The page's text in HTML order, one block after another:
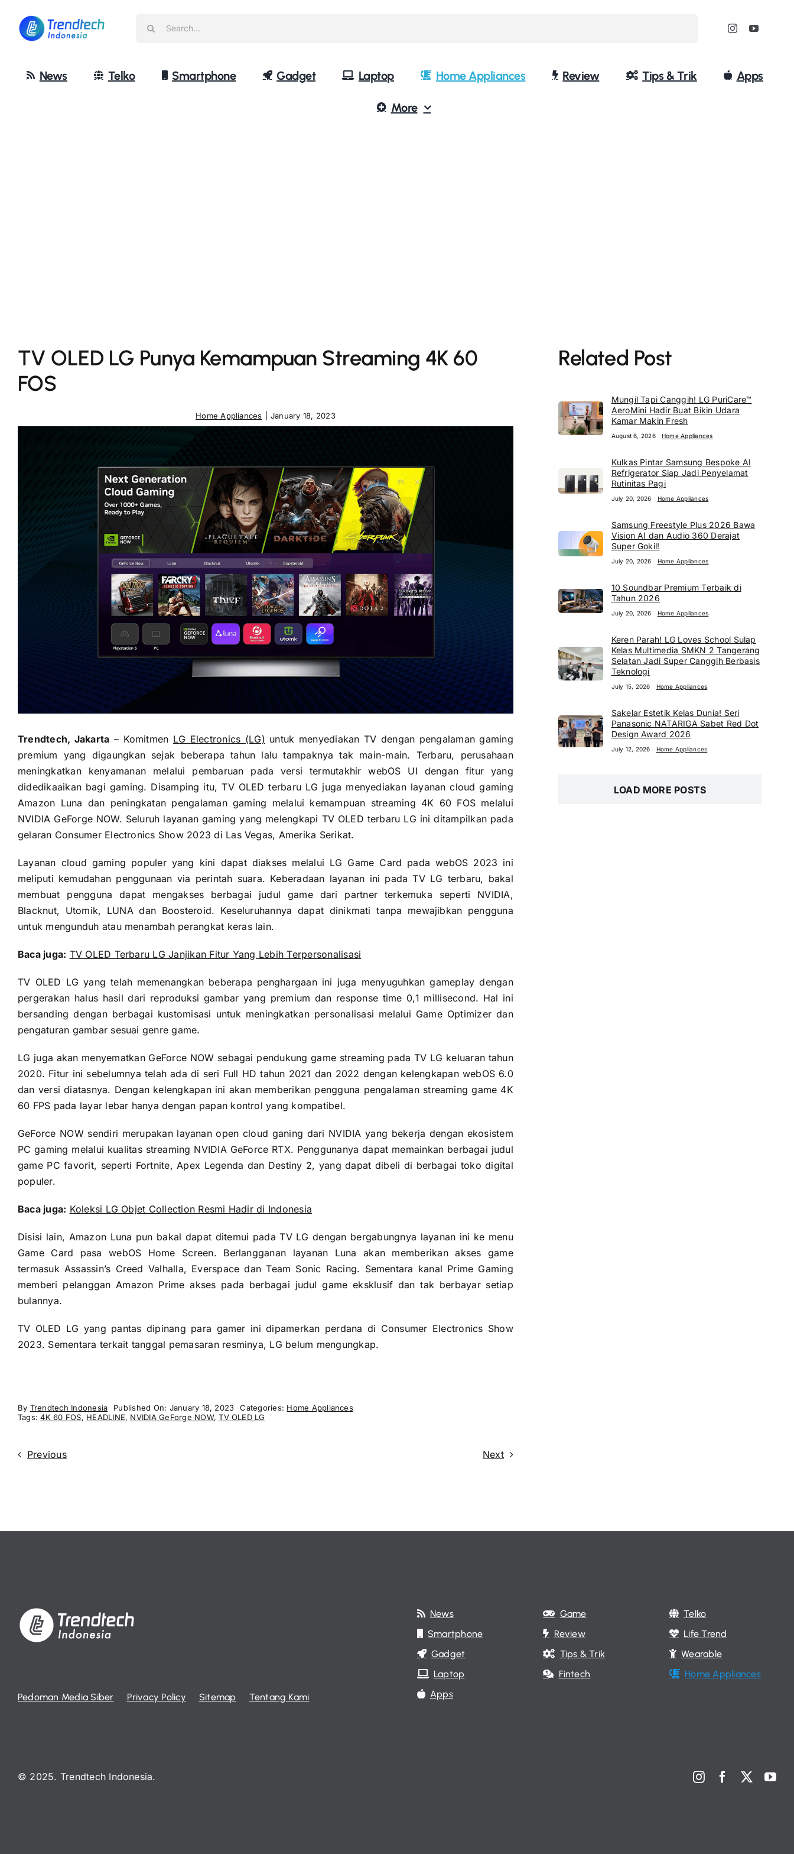
content
News Telko Smartphone Gadget Laptop Home Appliances Review Tips & Trik Apps
More
TV OLED LG Punya Kemampuan Streaming 4K 60
FOS
Home Appliances January 18, 2023
Trendtech, Jakarta – Komitmen LG Electronics (LG) untuk menyediakan TV dengan pengalaman gaming
premium yang digaungkan sejak beberapa tahun lalu tampaknya tak main-main. Terbaru, perusahaan
meningkatkan kenyamanan melalui pembaruan pada versi termutakhir webOS UI dengan fitur yang
didedikaaikan bagi gaming. Disamping itu, TV OLED terbaru LG juga menyediakan layanan cloud gaming
Amazon Luna dan peningkatan pengalaman gaming melalui kemampuan streaming 4K 60 FOS melalui
NVIDIA GeForge NOW. Seluruh layanan gaming yang melengkapi TV OLED terbaru LG ini ditampilkan pada
gelaran Consumer Electronics Show 2023 di Las Vegas, Amerika Serikat.
Layanan cloud gaming populer yang kini dapat diakses melalui LG Game Card pada webOS 2023 ini
meliputi kemudahan penggunaan via perintah suara. Keberadaan layanan ini pada TV LG terbaru, bakal
membuat pengguna dapat mengakses berbagai judul game dari partner terkemuka seperti NVIDIA,
Blacknut, Utomik, LUNA dan Boosteroid. Keseluruhannya dapat dinikmati tanpa mewajibkan pengguna
untuk mengunduh atau menambah perangkat keras lain.
Baca juga: TV OLED Terbaru LG Janjikan Fitur Yang Lebih Terpersonalisasi
TV OLED LG yang telah memenangkan beberapa penghargaan ini juga menyuguhkan gameplay dengan
pergerakan halus hasil dari reproduksi gambar yang premium dan response time 0,1 millisecond. Hal ini
bersanding dengan berbagai kustomisasi untuk meningkatkan personalisasi melalui Game Optimizer dan
pengaturan gambar sesuai genre game.
LG juga akan menyematkan GeForce NOW sebagai pendukung game streaming pada TV LG keluaran tahun
2020. Fitur ini sebelumnya telah ada di seri Full HD tahun 2021 dan 2022 dengan kelengkapan webOS 6.0
dan versi diatasnya. Dengan kelengkapan ini akan memberikan pengguna pengalaman streaming game 4K
60 FPS pada layar lebar hanya dengan papan kontrol yang kompatibel.
GeForce NOW sendiri merupakan layanan open cloud ganing dari NVIDIA yang bekerja dengan ekosistem
PC gaming melalui kualitas streaming NVIDIA GeForce RTX. Penggunanya dapat memainkan berbagai judul
game PC favorit, seperti Fortnite, Apex Legenda dan Destiny 2, yang dapat dibeli di berbagai toko digital
populer.
Baca juga: Koleksi LG Objet Collection Resmi Hadir di Indonesia
Disisi lain, Amazon Luna pun bakal dapat ditemui pada TV LG dengan bergabungnya layanan ini ke menu
Game Card pasa webOS Home Screen. Berlangganan layanan Luna akan memberikan akses game
termasuk Assassin’s Creed Valhalla, Everspace dan Team Sonic Racing. Sementara kanal Prime Gaming
memberi pelanggan Amazon Prime akses pada berbagai judul game eksklusif dan tak berbayar setiap
bulannya.
TV OLED LG yang pantas dipinang para gamer ini dipamerkan perdana di Consumer Electronics Show
2023. Sementara terkait tanggal pemasaran resminya, LG belum mengungkap.
By Trendtech Indonesia Published On: January 18, 2023 Categories: Home Appliances
Tags:4K 60 FOS, HEADLINE, NVIDIA GeForge NOW,TV OLED LG
Previous Next
Related Post
Mungil Tapi Canggih! LG PuriCare™
AeroMini Hadir Buat Bikin Udara
Kamar Makin Fresh
August 6, 2026 Home Appliances
Kulkas Pintar Samsung Bespoke AI
Refrigerator Siap Jadi Penyelamat
Rutinitas Pagi
July 20, 2026 Home Appliances
Samsung Freestyle Plus 2026 Bawa
Vision AI dan Audio 360 Derajat
Super Gokil!
July 20, 2026 Home Appliances
10 Soundbar Premium Terbaik di
Tahun 2026
July 20, 2026 Home Appliances
Keren Parah! LG Loves School Sulap
Kelas Multimedia SMKN 2 Tangerang
Selatan Jadi Super Canggih Berbasis
Teknologi
July 15, 2026 Home Appliances
Sakelar Estetik Kelas Dunia! Seri
Panasonic NATARIGA Sabet Red Dot
Design Award 2026
July 12, 2026 Home Appliances
LOAD MORE POSTS
Pedoman Media Siber Privacy Policy Sitemap Tentang Kami
News
Smartphone
Gadget
Laptop
Apps
Game
Review
Tips & Trik
Fintech
Telko
Life Trend
Wearable
Home Appliances
© 2025. Trendtech Indonesia.